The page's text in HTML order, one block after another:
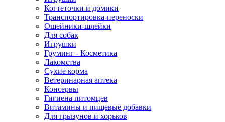
Когтеточки и домики
Транспортировка-переноски
Ошейники-шлейки
Для собак
Игрушки
Груминг - Косметика
Лакомства
Сухие корма
Ветеринарная аптека
Консервы
Гигиена питомцев
Витамины и пищевые добавки
Для грызунов и хорьков